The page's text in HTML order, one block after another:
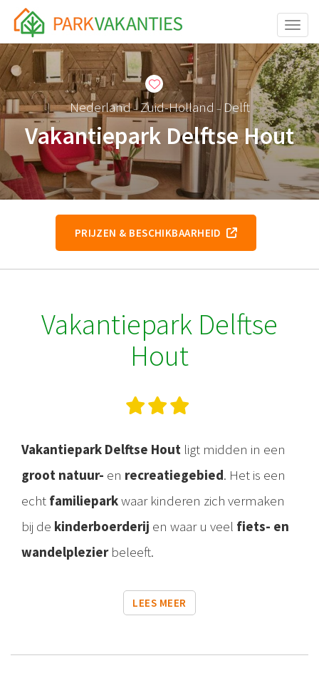
Nederland–Zuid-Holland – Delft
Vakantiepark Delftse Hout
PRIJZEN & BESCHIKBAARHEID
Vakantiepark Delftse
Hout
Vakantiepark Delftse Hout ligt midden in een
groot natuur- en recreatiegebied. Het is een
echt familieparkwaar kinderen zich vermaken
bij de kinderboerderij en waar u veel fiets- en
wandelplezierbeleeft.
LEES MEER